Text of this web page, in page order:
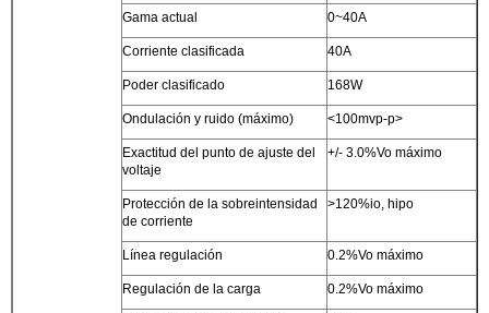
Gama actual 0~40A
Corriente clasificada 40A
Poder clasificado 168W
Ondulación y ruido (máximo) <100mvp-p>
Exactitud del punto de ajuste del
voltaje
+/- 3.0%Vo máximo
Protección de la sobreintensidad
de corriente
>120%io, hipo
Línea regulación 0.2%Vo máximo
Regulación de la carga 0.2%Vo máximo